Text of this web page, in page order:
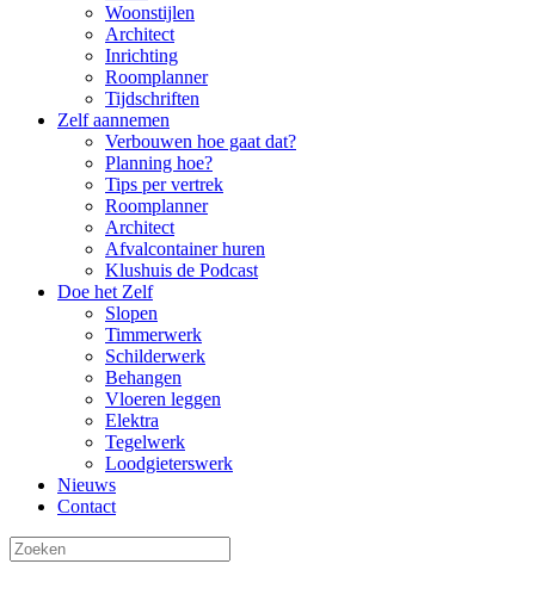
Woonstijlen
Architect
Inrichting
Roomplanner
Tijdschriften
Zelf aannemen
Verbouwen hoe gaat dat?
Planning hoe?
Tips per vertrek
Roomplanner
Architect
Afvalcontainer huren
Klushuis de Podcast
Doe het Zelf
Slopen
Timmerwerk
Schilderwerk
Behangen
Vloeren leggen
Elektra
Tegelwerk
Loodgieterswerk
Nieuws
Contact